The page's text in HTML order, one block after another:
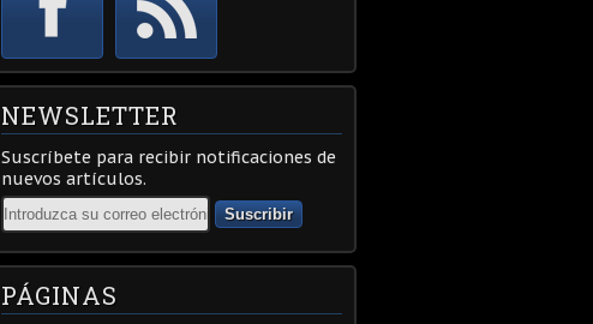
NEWSLETTER
Suscríbete para recibir notificaciones de
nuevos artículos.
Email
PÁGINAS